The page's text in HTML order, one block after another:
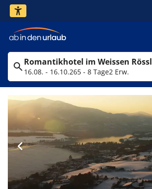
Romantikhotel im Weissen Rössl
16.08. - 16.10.265 - 8 Tage2 Erw.